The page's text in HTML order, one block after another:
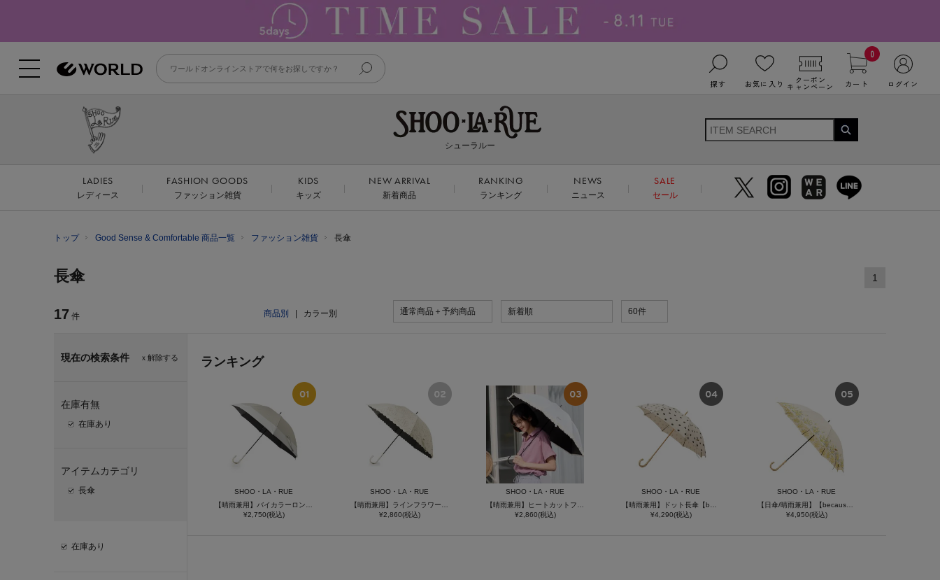
探す お気に入り クーポン
キャンペーン
0
カート ログイン
シューラルー
LADIES
レディース
FASHION GOODS
ファッション雑貨
KIDS
キッズ
NEW ARRIVAL
新着商品
RANKING
ランキング
NEWS
ニュース
SALE
セール
トップ Good Sense & Comfortable 商品一覧 ファッション雑貨 長傘
長傘
17 件 商品別 カラー別 通常商品＋予約商品 新着順 60件
1
ｘ解除する
現在の検索条件
在庫有無
在庫あり
アイテムカテゴリ
長傘
在庫あり
ランキング
SHOO・LA・RUE
¥2,750(税込)
SHOO・LA・RUE
¥2,860(税込)
SHOO・LA・RUE
¥2,860(税込)
SHOO・LA・RUE
¥4,290(税込)
SHOO・LA・RUE
¥4,950(税込)